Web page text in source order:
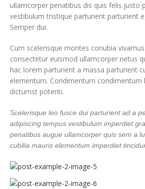
ullamcorper penatibus dis quis felis justo
vestibulum tristique parturient parturient
Semper dui.
Cum scelerisque montes conubia
consectetur euismod ullamcorper netus
hac lorem parturient a massa parturient
elementum. Condimentum condimentum
dictumst potenti.
Scelerisque leo fusce dui parturient ad a
adipiscing tempus vestibulum imperdiet
penatibus augue ullamcorper quis sem a
cubilia mauris elementum imperdiet